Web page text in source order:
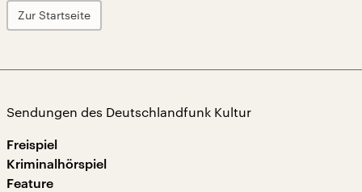
Zur Startseite
Sendungen des Deutschlandfunk Kultur
Freispiel
Kriminalhörspiel
Feature